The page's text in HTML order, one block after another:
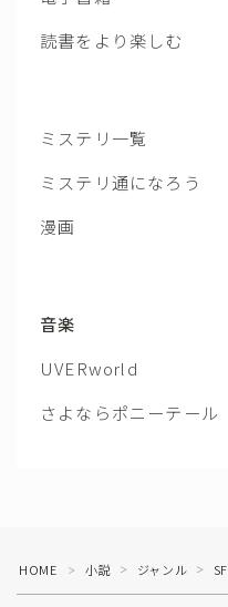
読書をより楽しむ
ミステリ一覧
ミステリ通になろう
漫画
音楽
UVERworld
さよならポニーテール
HOME ＞ 小説 ＞ ジャンル ＞ SF